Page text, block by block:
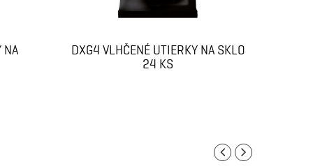
NA
DXG4 VLHČENÉ UTIERKY NA SKLO
24 KS